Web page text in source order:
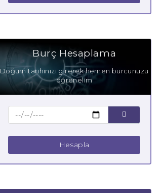
Burç Hesaplama
Doğum tarihinizi girerek hemen burcunuzu
öğrenelim
Hesapla